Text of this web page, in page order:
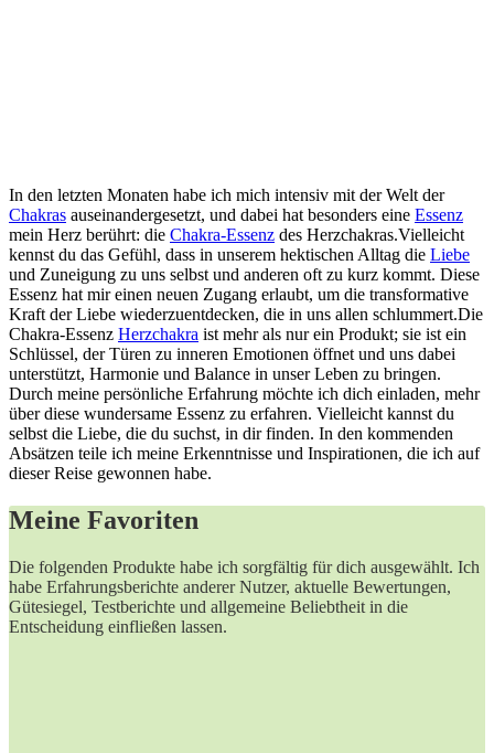
In den letzten Monaten habe ich mich intensiv mit der Welt der
Chakras auseinandergesetzt, und ‍dabei hat⁢ besonders ​eine Essenz
mein Herz‌ berührt:⁢ die Chakra-Essenz des Herzchakras.Vielleicht
⁣kennst du‍ das Gefühl, dass in unserem ‍hektischen Alltag die Liebe
und ⁤Zuneigung zu uns selbst und anderen oft zu ​kurz‌ kommt. Diese
Essenz hat mir einen neuen Zugang erlaubt, ‍um die transformative
Kraft der Liebe wiederzuentdecken, die in uns allen schlummert.Die
Chakra-Essenz Herzchakra ist⁣ mehr als nur ein Produkt;‍ sie ist ein
Schlüssel, der Türen zu inneren Emotionen öffnet und uns dabei
unterstützt, ⁤Harmonie und Balance in unser ​Leben zu bringen.
Durch⁤ meine persönliche Erfahrung möchte ​ich dich einladen, mehr
über diese wundersame Essenz‌ zu⁢ erfahren. Vielleicht kannst ‌du
selbst die Liebe,⁣ die du suchst, in dir finden. In den kommenden
Absätzen teile ​ich meine Erkenntnisse ‍und Inspirationen, ‍die ich auf
dieser Reise gewonnen habe.
Meine ‌Favoriten
Die ⁣folgenden Produkte ​habe ‌ich sorgfältig für dich ⁣ausgewählt. Ich
habe Erfahrungsberichte anderer ⁤Nutzer, aktuelle Bewertungen,
Gütesiegel, Testberichte und​ allgemeine ⁤Beliebtheit ⁤in die
Entscheidung einfließen lassen.